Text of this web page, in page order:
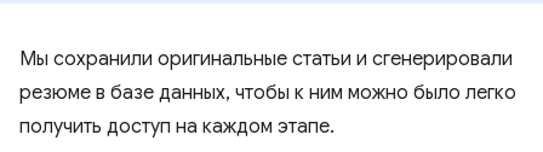
Мы сохранили оригинальные статьи и сгенерировали
резюме в базе данных, чтобы к ним можно было легко
получить доступ на каждом этапе.